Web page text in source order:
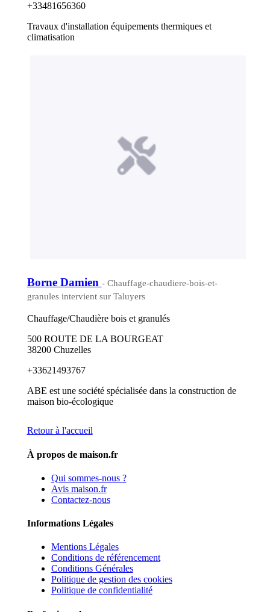
+33481656360
Travaux d'installation équipements thermiques et
climatisation
Borne Damien - Chauffage-chaudiere-bois-et-
granules intervient sur Taluyers
Chauffage/Chaudière bois et granulés
500 ROUTE DE LA BOURGEAT
38200 Chuzelles
+33621493767
ABE est une société spécialisée dans la construction de
maison bio-écologique
Retour à l'accueil
À propos de maison.fr
Qui sommes-nous ?
Avis maison.fr
Contactez-nous
Informations Légales
Mentions Légales
Conditions de référencement
Conditions Générales
Politique de gestion des cookies
Politique de confidentialité